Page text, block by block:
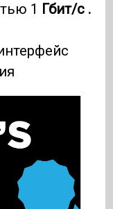
1 Гбит/с .